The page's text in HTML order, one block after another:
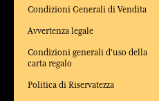
Condizioni Generali di Vendita
Avvertenza legale
Condizioni generali d'uso della
carta regalo
Politica di Riservatezza